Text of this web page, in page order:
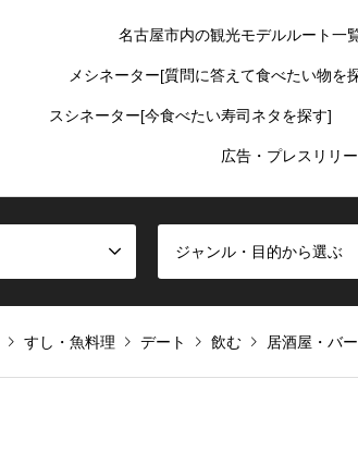
名古屋市内の観光モデルルート一
メシネーター[質問に答えて食べたい物を
スシネーター[今食べたい寿司ネタを探す]
広告・プレスリリ
ジャンル・目的から選ぶ
すし・魚料理 デート 飲む 居酒屋・バー